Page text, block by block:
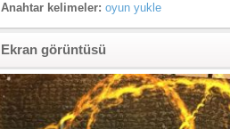
Anahtar kelimeler: oyun yukle
Ekran görüntüsü